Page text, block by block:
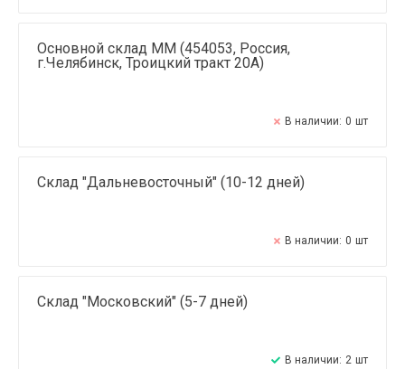
Основной склад ММ (454053, Россия,
г.Челябинск, Троицкий тракт 20А)
В наличии: 0 шт
Склад "Дальневосточный" (10-12 дней)
В наличии: 0 шт
Склад "Московский" (5-7 дней)
В наличии: 2 шт